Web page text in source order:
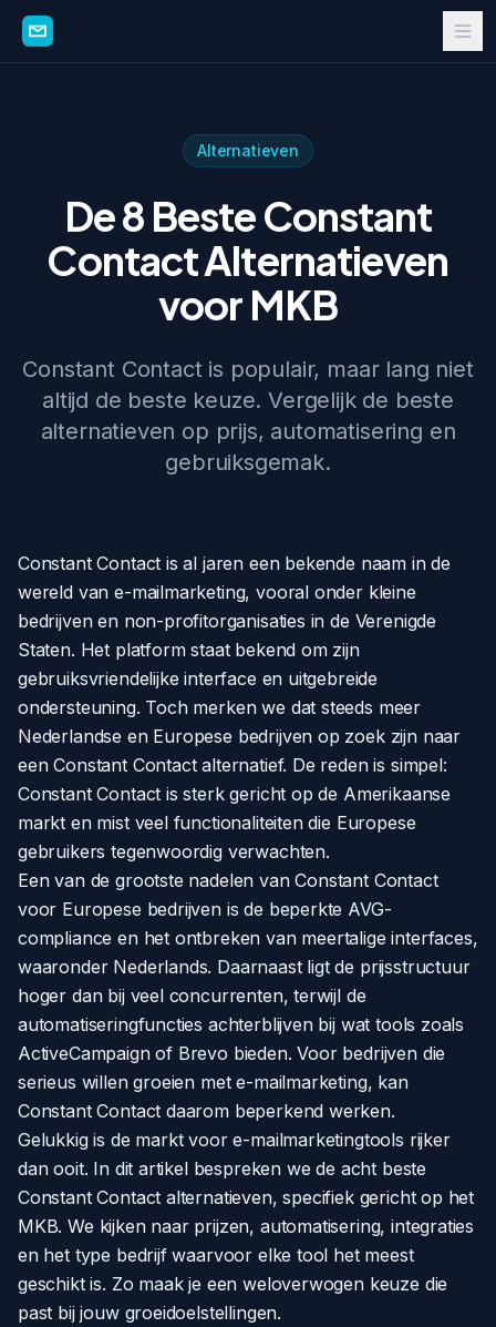
Alternatieven
De 8 Beste Constant
Contact Alternatieven
voor MKB
Constant Contact is populair, maar lang niet
altijd de beste keuze. Vergelijk de beste
alternatieven op prijs, automatisering en
gebruiksgemak.
Constant Contact is al jaren een bekende naam in de
wereld van e-mailmarketing, vooral onder kleine
bedrijven en non-profitorganisaties in de Verenigde
Staten. Het platform staat bekend om zijn
gebruiksvriendelijke interface en uitgebreide
ondersteuning. Toch merken we dat steeds meer
Nederlandse en Europese bedrijven op zoek zijn naar
een Constant Contact alternatief. De reden is simpel:
Constant Contact is sterk gericht op de Amerikaanse
markt en mist veel functionaliteiten die Europese
gebruikers tegenwoordig verwachten.
Een van de grootste nadelen van Constant Contact
voor Europese bedrijven is de beperkte AVG-
compliance en het ontbreken van meertalige interfaces,
waaronder Nederlands. Daarnaast ligt de prijsstructuur
hoger dan bij veel concurrenten, terwijl de
automatiseringfuncties achterblijven bij wat tools zoals
ActiveCampaign of Brevo bieden. Voor bedrijven die
serieus willen groeien met e-mailmarketing, kan
Constant Contact daarom beperkend werken.
Gelukkig is de markt voor e-mailmarketingtools rijker
dan ooit. In dit artikel bespreken we de acht beste
Constant Contact alternatieven, specifiek gericht op het
MKB. We kijken naar prijzen, automatisering, integraties
en het type bedrijf waarvoor elke tool het meest
geschikt is. Zo maak je een weloverwogen keuze die
past bij jouw groeidoelstellingen.